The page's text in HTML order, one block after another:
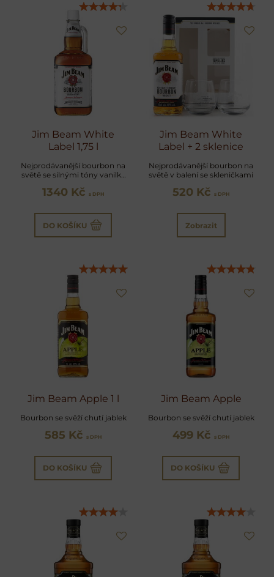
Jim Beam White
Label 1,75 l
Nejprodávanější bourbon na
světě se silnými tóny vanilky
1340 Kč s DPH
DO KOŠÍKU
Jim Beam White
Label + 2 sklenice
Nejprodávanější bourbon na
světě v balení se skleničkami
520 Kč s DPH
Zobrazit
Jim Beam Apple 1 l
Bourbon se svěží chutí jablek
585 Kč s DPH
DO KOŠÍKU
Jim Beam Apple
Bourbon se svěží chutí jablek
499 Kč s DPH
DO KOŠÍKU